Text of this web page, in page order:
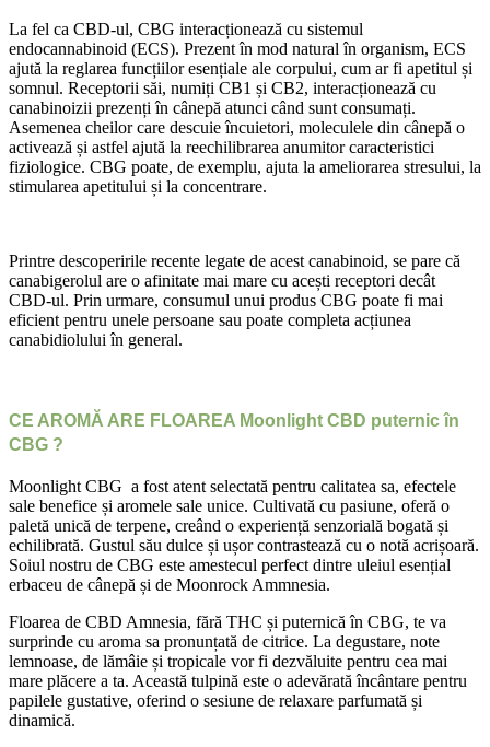
La fel ca CBD-ul, CBG interacționează cu sistemul
endocannabinoid (ECS). Prezent în mod natural în organism, ECS
ajută la reglarea funcțiilor esențiale ale corpului, cum ar fi apetitul și
somnul. Receptorii săi, numiți CB1 și CB2, interacționează cu
canabinoizii prezenți în cânepă atunci când sunt consumați.
Asemenea cheilor care descuie încuietori, moleculele din cânepă o
activează și astfel ajută la reechilibrarea anumitor caracteristici
fiziologice. CBG poate, de exemplu, ajuta la ameliorarea stresului, la
stimularea apetitului și la concentrare.
Printre descoperirile recente legate de acest canabinoid, se pare că
canabigerolul are o afinitate mai mare cu acești receptori decât
CBD-ul. Prin urmare, consumul unui produs CBG poate fi mai
eficient pentru unele persoane sau poate completa acțiunea
canabidiolului în general.
CE AROMĂ ARE FLOAREA Moonlight CBD puternic în
CBG ?
Moonlight CBG a fost atent selectată pentru calitatea sa, efectele
sale benefice și aromele sale unice. Cultivată cu pasiune, oferă o
paletă unică de terpene, creând o experiență senzorială bogată și
echilibrată. Gustul său dulce și ușor contrastează cu o notă acrișoară.
Soiul nostru de CBG este amestecul perfect dintre uleiul esențial
erbaceu de cânepă și de Moonrock Ammnesia.
Floarea de CBD Amnesia, fără THC și puternică în CBG, te va
surprinde cu aroma sa pronunțată de citrice. La degustare, note
lemnoase, de lămâie și tropicale vor fi dezvăluite pentru cea mai
mare plăcere a ta. Această tulpină este o adevărată încântare pentru
papilele gustative, oferind o sesiune de relaxare parfumată și
dinamică.